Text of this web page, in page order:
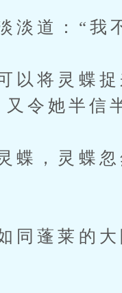
道：“我
将灵蝶捉
令她半信
，灵蝶忽
蓬莱的大